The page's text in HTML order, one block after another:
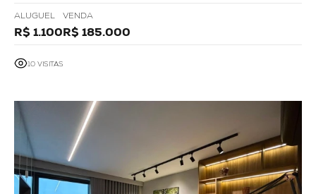
ALUGUEL
R$ 1.100
VENDA
R$ 185.000
10 VISITAS